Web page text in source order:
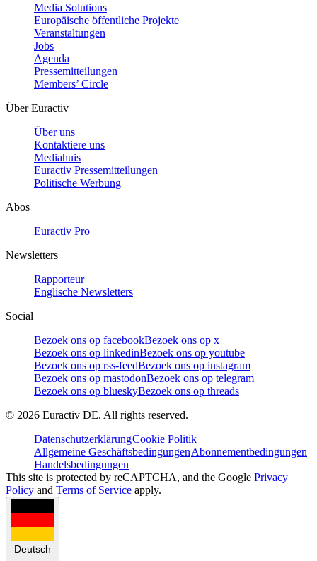
Media Solutions
Europäische öffentliche Projekte
Veranstaltungen
Jobs
Agenda
Pressemitteilungen
Members’ Circle
Über Euractiv
Über uns
Kontaktiere uns
Mediahuis
Euractiv Pressemitteilungen
Politische Werbung
Abos
Euractiv Pro
Newsletters
Rapporteur
Englische Newsletters
Social
Bezoek ons op facebookBezoek ons op x
Bezoek ons op linkedinBezoek ons op youtube
Bezoek ons op rss-feedBezoek ons op instagram
Bezoek ons op mastodonBezoek ons op telegram
Bezoek ons op blueskyBezoek ons op threads
© 2026 Euractiv DE. All rights reserved.
DatenschutzerklärungCookie Politik
Allgemeine GeschäftsbedingungenAbonnementbedingungen
Handelsbedingungen
This site is protected by reCAPTCHA, and the Google Privacy
Policy and Terms of Service apply.
Deutsch